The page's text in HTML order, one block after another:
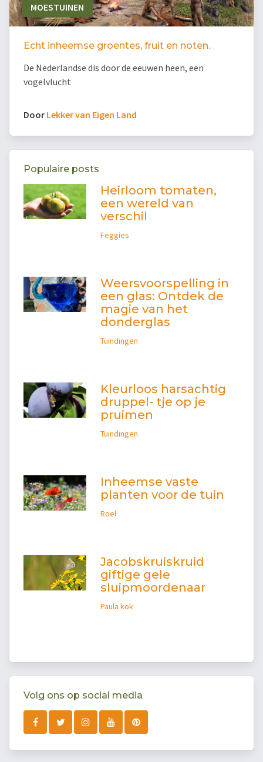
MOESTUINEN
Echt inheemse groentes, fruit en noten.
De Nederlandse dis door de eeuwen heen, een
vogelvlucht
Door Lekker van Eigen Land
Populaire posts
Heirloom tomaten,
een wereld van
verschil
Feggies
Weersvoorspelling in
een glas: Ontdek de
magie van het
donderglas
Tuindingen
Kleurloos harsachtig
druppel- tje op je
pruimen
Tuindingen
Inheemse vaste
planten voor de tuin
Roel
Jacobskruiskruid
giftige gele
sluipmoordenaar
Paula kok
Volg ons op social media